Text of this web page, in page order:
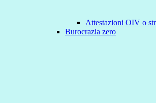
Attestazioni OIV o
Burocrazia zero